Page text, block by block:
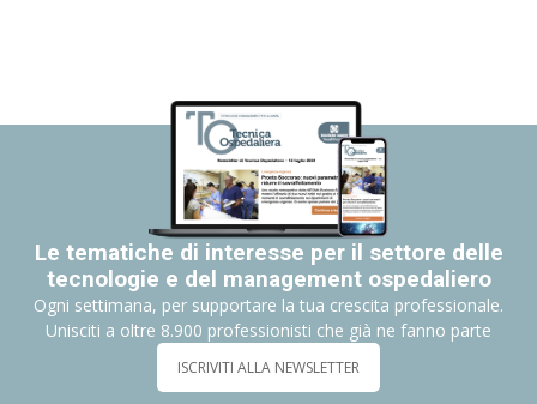
Le tematiche di interesse per il settore delle
tecnologie e del management ospedaliero
Ogni settimana, per supportare la tua crescita professionale.
Unisciti a oltre 8.900 professionisti che già ne fanno parte
ISCRIVITI ALLA NEWSLETTER